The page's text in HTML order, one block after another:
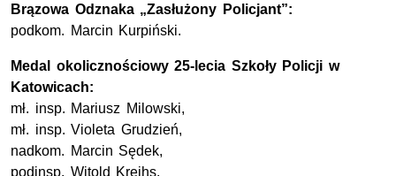
Brązowa Odznaka „Zasłużony Policjant”:
podkom. Marcin Kurpiński.
Medal okolicznościowy 25-lecia Szkoły Policji w
Katowicach:
mł. insp. Mariusz Milowski,
mł. insp. Violeta Grudzień,
nadkom. Marcin Sędek,
podinsp. Witold Kreihs,